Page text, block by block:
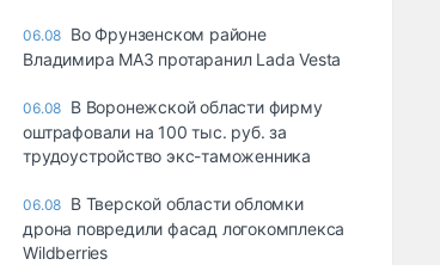
06.08 Во Фрунзенском районе
Владимира МАЗ протаранил Lada Vesta
06.08 В Воронежской области фирму
оштрафовали на 100 тыс. руб. за
трудоустройство экс-таможенника
06.08 В Тверской области обломки
дрона повредили фасад логокомплекса
Wildberries